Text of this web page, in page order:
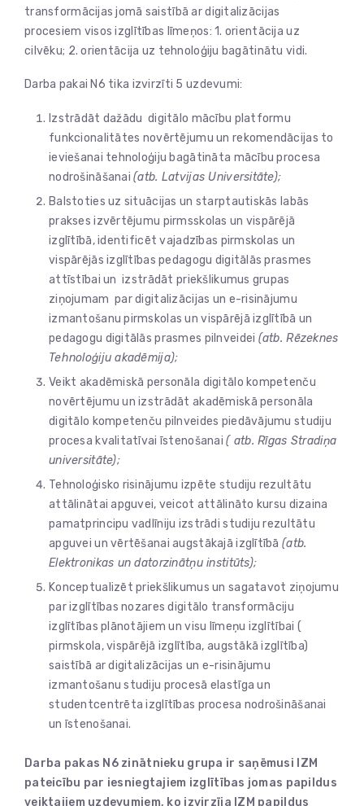
transformācijas jomā saistībā ar digitalizācijas
procesiem visos izglītības līmeņos: 1. orientācija uz
cilvēku; 2. orientācija uz tehnoloģiju bagātinātu vidi.
Darba pakai N6 tika izvirzīti 5 uzdevumi:
Izstrādāt dažādu digitālo mācību platformu
funkcionalitātes novērtējumu un rekomendācijas to
ieviešanai tehnoloģiju bagātināta mācību procesa
nodrošināšanai(atb. Latvijas Universitāte);
Balstoties uz situācijas un starptautiskās labās
prakses izvērtējumu pirmsskolas un vispārējā
izglītībā, identificēt vajadzības pirmskolas un
vispārējās izglītības pedagogu digitālās prasmes
attīstībai un izstrādāt priekšlikumus grupas
ziņojumam par digitalizācijas un e-risinājumu
izmantošanu pirmskolas un vispārējā izglītībā un
pedagogu digitālās prasmes pilnveidei (atb. Rēzeknes
Tehnoloģiju akadēmija);
Veikt akadēmiskā personāla digitālo kompetenču
novērtējumu un izstrādāt akadēmiskā personāla
digitālo kompetenču pilnveides piedāvājumu studiju
procesa kvalitatīvai īstenošanai( atb. Rīgas Stradiņa
universitāte);
Tehnoloģisko risinājumu izpēte studiju rezultātu
attālinātai apguvei, veicot attālināto kursu dizaina
pamatprincipu vadlīniju izstrādi studiju rezultātu
apguvei un vērtēšanai augstākajā izglītībā(atb.
Elektronikas un datorzinātņu institūts);
Konceptualizēt priekšlikumus un sagatavot ziņojumu
par izglītības nozares digitālo transformāciju
izglītības plānotājiem un visu līmeņu izglītībai (
pirmskola, vispārējā izglītība, augstākā izglītība)
saistībā ar digitalizācijas un e-risinājumu
izmantošanu studiju procesā elastīga un
studentcentrēta izglītības procesa nodrošināšanai
un īstenošanai.
Darba pakas N6 zinātnieku grupa ir saņēmusi IZM
pateicību par iesniegtajiem izglītības jomas papildus
veiktajiem uzdevumiem, ko izvirzīja IZM papildus